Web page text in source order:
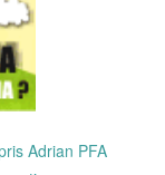
Adrian PFA